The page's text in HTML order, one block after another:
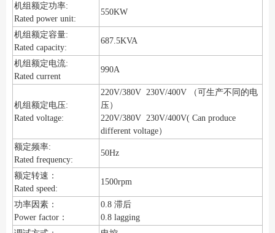
机组额定功率:
Rated power unit:
550KW
机组额定容量:
Rated capacity:
687.5KVA
机组额定电流:
Rated current
990A
机组额定电压:
Rated voltage:
220V/380V 230V/400V （可生产不同的电
压）
220V/380V 230V/400V( Can produce
different voltage）
额定频率:
Rated frequency:
50Hz
额定转速：
Rated speed:
1500rpm
功率因素：
Power factor：
0.8 滞后
0.8 lagging